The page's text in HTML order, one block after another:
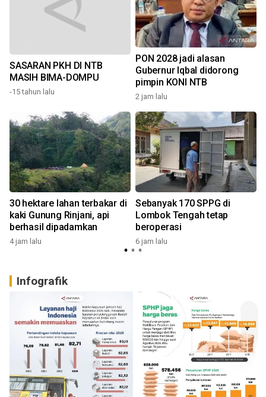
SASARAN PKH DI NTB
MASIH BIMA-DOMPU
-15 tahun lalu
PON 2028 jadi alasan
Gubernur Iqbal didorong
pimpin KONI NTB
2 jam lalu
30 hektare lahan terbakar di
kaki Gunung Rinjani, api
berhasil dipadamkan
4 jam lalu
Sebanyak 170 SPPG di
Lombok Tengah tetap
beroperasi
6 jam lalu
Infografik